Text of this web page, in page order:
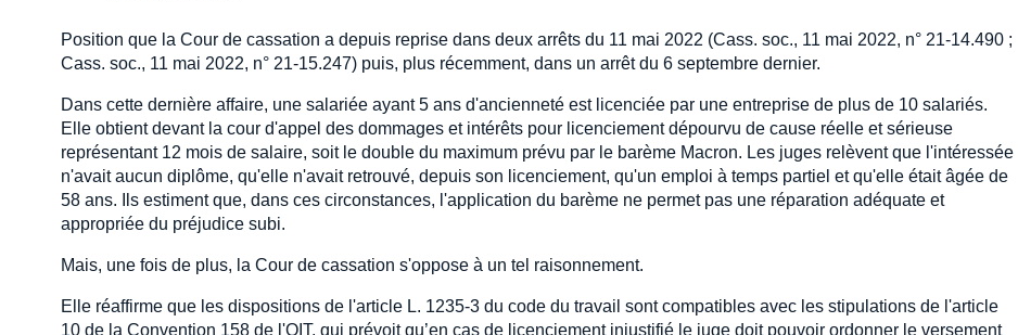
Position que la Cour de cassation a depuis reprise dans deux arrêts du 11 mai 2022 (Cass. soc., 11 mai 2022, n° 21-14.490 ;
Cass. soc., 11 mai 2022, n° 21-15.247) puis, plus récemment, dans un arrêt du 6 septembre dernier.
Dans cette dernière affaire, une salariée ayant 5 ans d'ancienneté est licenciée par une entreprise de plus de 10 salariés.
Elle obtient devant la cour d'appel des dommages et intérêts pour licenciement dépourvu de cause réelle et sérieuse
représentant 12 mois de salaire, soit le double du maximum prévu par le barème Macron. Les juges relèvent que l'intéressée
n'avait aucun diplôme, qu'elle n'avait retrouvé, depuis son licenciement, qu'un emploi à temps partiel et qu'elle était âgée de
58 ans. Ils estiment que, dans ces circonstances, l'application du barème ne permet pas une réparation adéquate et
appropriée du préjudice subi.
Mais, une fois de plus, la Cour de cassation s'oppose à un tel raisonnement.
Elle réaffirme que les dispositions de l'article L. 1235-3 du code du travail sont compatibles avec les stipulations de l'article
10 de la Convention 158 de l'OIT, qui prévoit qu’en cas de licenciement injustifié le juge doit pouvoir ordonner le versement